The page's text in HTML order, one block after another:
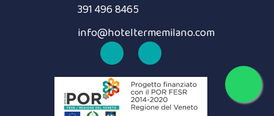
391 496 8465
info@hoteltermemilano.com